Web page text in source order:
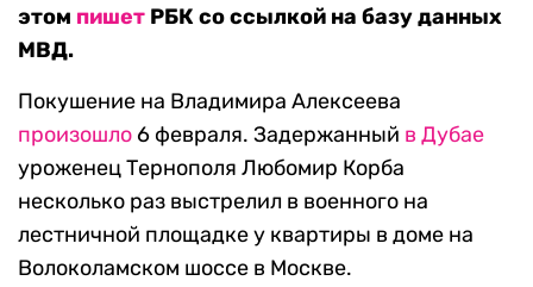
этом пишет РБК со ссылкой на базу данных
МВД.
Покушение на Владимира Алексеева
произошло 6 февраля. Задержанный в Дубае
уроженец Тернополя Любомир Корба
несколько раз выстрелил в военного на
лестничной площадке у квартиры в доме на
Волоколамском шоссе в Москве.